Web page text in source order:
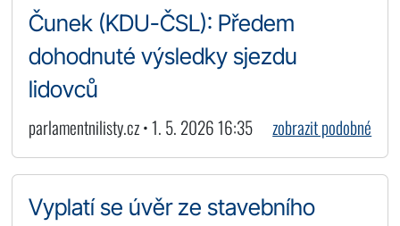
Čunek (KDU-ČSL): Předem
dohodnuté výsledky sjezdu
lidovců
parlamentnilisty.cz • 1. 5. 2026 16:35 zobrazit podobné
Vyplatí se úvěr ze stavebního